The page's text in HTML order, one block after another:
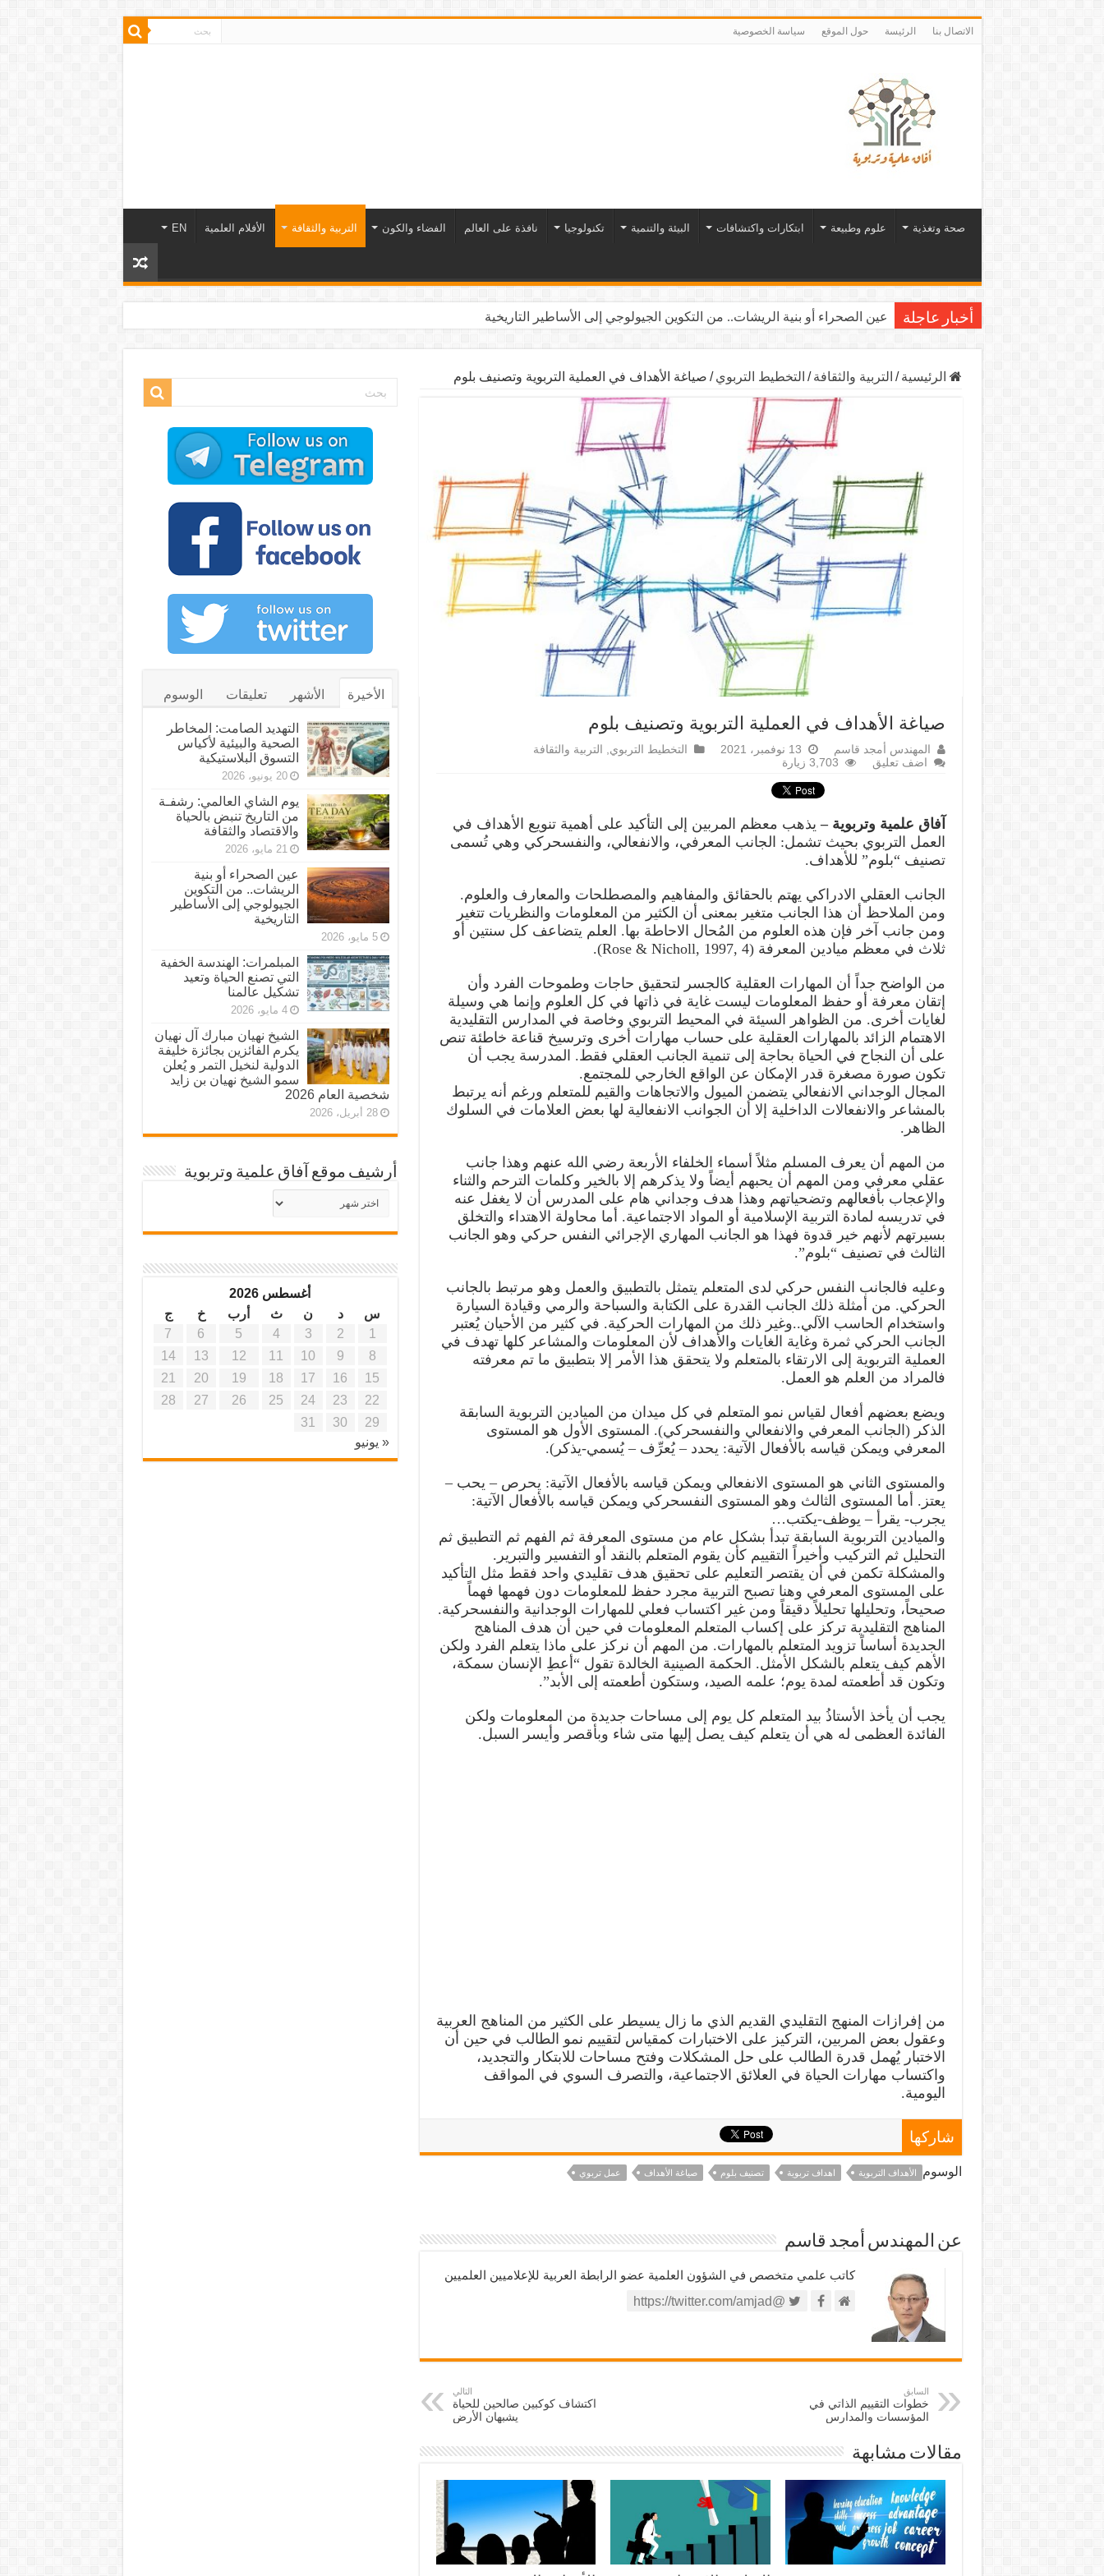
الاتصال بنا الرئيسة حول الموقع سياسة الخصوصية
صحة وتغذية علوم وطبيعة ابتكارات واكتشافات البيئة والتنمية تكنولوجيا نافذة على العالم الفضاء والكون التربية والثقافة الأفلام العلمية EN
أخبار عاجلة عين الصحراء أو بنية الريشات.. من التكوين الجيولوجي إلى الأساطير التاريخية
الرئيسية / التربية والثقافة / التخطيط التربوي / صياغة الأهداف في العملية التربوية وتصنيف بلوم
صياغة الأهداف في العملية التربوية وتصنيف بلوم
المهندس أمجد قاسم 13 نوفمبر، 2021 التخطيط التربوي,
التربية والثقافة
اضف تعليق
3,703 زيارة
آفاق علمية وتربوية –يذهب معظم المربين إلى التأكيد على أهمية تنويع الأهداف في
العمل التربوي بحيث تشمل: الجانب المعرفي، والانفعالي، والنفسحركي وهي تُسمى
تصنيف “بلوم” للأهداف.
الجانب العقلي الادراكي يهتم بالحقائق والمفاهيم والمصطلحات والمعارف والعلوم.
ومن الملاحظ أن هذا الجانب متغير بمعنى أن الكثير من المعلومات والنظريات تتغير
ومن جانب آخر فإن هذه العلوم من المُحال الاحاطة بها. العلم يتضاعف كل سنتين أو
ثلاث في معظم ميادين المعرفة (Rose & Nicholl, 1997, 4).
من الواضح جداً أن المهارات العقلية كالجسر لتحقيق حاجات وطموحات الفرد وأن
إتقان معرفة أو حفظ المعلومات ليست غاية في ذاتها في كل العلوم وإنما هي وسيلة
لغايات أخرى. من الظواهر السيئة في المحيط التربوي وخاصة في المدارس التقليدية
الاهتمام الزائد بالمهارات العقلية على حساب مهارات أخرى وترسيخ قناعة خاطئة تنص
على أن النجاح في الحياة بحاجة إلى تنمية الجانب العقلي فقط. المدرسة يجب أن
تكون صورة مصغرة قدر الإمكان عن الواقع الخارجي للمجتمع.
المجال الوجداني الانفعالي يتضمن الميول والاتجاهات والقيم للمتعلم ورغم أنه يرتبط
بالمشاعر والانفعالات الداخلية إلا أن الجوانب الانفعالية لها بعض العلامات في السلوك
الظاهر.
من المهم أن يعرف المسلم مثلاً أسماء الخلفاء الأربعة رضي الله عنهم وهذا جانب
عقلي معرفي ومن المهم أن يحبهم أيضاً ولا يذكرهم إلا بالخير وكلمات الترحم والثناء
والإعجاب بأفعالهم وتضحياتهم وهذا هدف وجداني هام على المدرس أن لا يغفل عنه
في تدريسه لمادة التربية الإسلامية أو المواد الاجتماعية. أما محاولة الاهتداء والتخلق
بسيرتهم لأنهم خير قدوة فهذا هو الجانب المهاري الإجرائي النفس حركي وهو الجانب
الثالث في تصنيف “بلوم”.
وعليه فالجانب النفس حركي لدى المتعلم يتمثل بالتطبيق والعمل وهو مرتبط بالجانب
الحركي. من أمثلة ذلك الجانب القدرة على الكتابة والسباحة والرمي وقيادة السيارة
واستخدام الحاسب الآلي..وغير ذلك من المهارات الحركية. في كثير من الأحيان يُعتبر
الجانب الحركي ثمرة وغاية الغايات والأهداف لأن المعلومات والمشاعر كلها تهدف في
العملية التربوية إلى الارتقاء بالمتعلم ولا يتحقق هذا الأمر إلا بتطبيق ما تم معرفته
فالمراد من العلم هو العمل.
ويضع بعضهم أفعال لقياس نمو المتعلم في كل ميدان من الميادين التربوية السابقة
الذكر (الجانب المعرفي والانفعالي والنفسحركي). المستوى الأول هو المستوى
المعرفي ويمكن قياسه بالأفعال الآتية: يحدد – يُعرِّف – يُسمي-يذكر).
والمستوى الثاني هو المستوى الانفعالي ويمكن قياسه بالأفعال الآتية: يحرص – يحب –
يعتز. أما المستوى الثالث وهو المستوى النفسحركي ويمكن قياسه بالأفعال الآتية:
يجرب- يقرأ – يوظف-يكتب…
والميادين التربوية السابقة تبدأ بشكل عام من مستوى المعرفة ثم الفهم ثم التطبيق ثم
التحليل ثم التركيب وأخيراً التقييم كأن يقوم المتعلم بالنقد أو التفسير والتبرير.
والمشكلة تكمن في أن يقتصر التعليم على تحقيق هدف تقليدي واحد فقط مثل التأكيد
على المستوى المعرفي وهنا تصبح التربية مجرد حفظ للمعلومات دون فهمها فهماً
صحيحاً، وتحليلها تحليلاً دقيقاً ومن غير اكتساب فعلي للمهارات الوجدانية والنفسحركية.
المناهج التقليدية تركز على إكساب المتعلم المعلومات في حين أن هدف المناهج
الجديدة أساساً تزويد المتعلم بالمهارات. من المهم أن نركز على ماذا يتعلم الفرد ولكن
الأهم كيف يتعلم بالشكل الأمثل. الحكمة الصينية الخالدة تقول “أعطِ الإنسان سمكة،
وتكون قد أطعمته لمدة يوم؛ علمه الصيد، وستكون أطعمته إلى الأبد”.
يجب أن يأخذ الأستاذُ بيد المتعلم كل يوم إلى مساحات جديدة من المعلومات ولكن
الفائدة العظمى له هي أن يتعلم كيف يصل إليها متى شاء وبأقصر وأيسر السبل.
من إفرازات المنهج التقليدي القديم الذي ما زال يسيطر على الكثير من المناهج العربية
وعقول بعض المربين، التركيز على الاختبارات كمقياس لتقييم نمو الطالب في حين أن
الاختبار يُهمل قدرة الطالب على حل المشكلات وفتح مساحات للابتكار والتجديد،
واكتساب مهارات الحياة في العلائق الاجتماعية، والتصرف السوي في المواقف
اليومية.
شاركها
الوسوم الأهداف التربوية اهداف تربوية تصنيف بلوم صياغة الأهداف عمل تربوي
عن المهندس أمجد قاسم
كاتب علمي متخصص في الشؤون العلمية عضو الرابطة العربية للإعلاميين العلميين
@https://twitter.com/amjad
السابق
خطوات التقييم الذاتي في
المؤسسات والمدارس
التالي
اكتشاف كوكبين صالحين للحياة
يشبهان الأرض
مقالات مشابهة
الأخيرة الأشهر تعليقات الوسوم
التهديد الصامت: المخاطر
الصحية والبيئية لأكياس
التسوق البلاستيكية
20 يونيو، 2026
يوم الشاي العالمي: رشفـة
من التاريخ تنبض بالحياة
والاقتصاد والثقافة
21 مايو، 2026
عين الصحراء أو بنية
الريشات.. من التكوين
الجيولوجي إلى الأساطير
التاريخية
5 مايو، 2026
المبلمرات: الهندسة الخفية
التي تصنع الحياة وتعيد
تشكيل عالمنا
4 مايو، 2026
الشيخ نهيان مبارك آل نهيان
يكرم الفائزين بجائزة خليفة
الدولية لنخيل التمر و يُعلن
سمو الشيخ نهيان بن زايد
شخصية العام 2026
28 أبريل، 2026
أرشيف موقع آفاق علمية وتربوية
أرشيف
موقع
أغسطس 2026
س
د ن ث أرب خ
ج
1
2
3
4
5
6
7
8
9
10
11
12
13
14
15
16
17
18
19
20
21
22
23
24
25
26
27
28
29
30
31
« يونيو